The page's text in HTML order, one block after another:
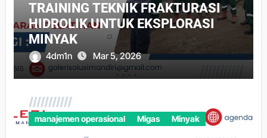
TRAINING TEKNIK FRAKTURASI
HIDROLIK UNTUK EKSPLORASI
MINYAK
4dm1n Mar 5, 2026
manajemen operasional Migas Minyak